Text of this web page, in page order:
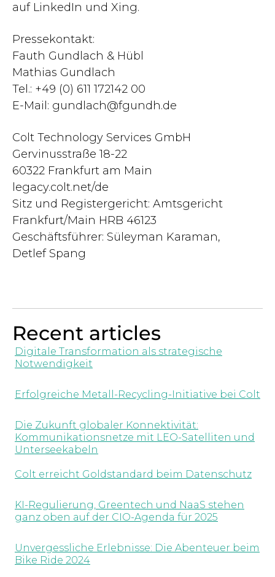
auf LinkedIn und Xing.
Pressekontakt:
Fauth Gundlach & Hübl
Mathias Gundlach
Tel.: +49 (0) 611 172142 00
E-Mail: gundlach@fgundh.de
Colt Technology Services GmbH
Gervinusstraße 18-22
60322 Frankfurt am Main
legacy.colt.net/de
Sitz und Registergericht: Amtsgericht
Frankfurt/Main HRB 46123
Geschäftsführer: Süleyman Karaman,
Detlef Spang
Recent articles
Digitale Transformation als strategische
Notwendigkeit
Erfolgreiche Metall-Recycling-Initiative bei Colt
Die Zukunft globaler Konnektivität:
Kommunikationsnetze mit LEO-Satelliten und
Unterseekabeln
Colt erreicht Goldstandard beim Datenschutz
KI-Regulierung, Greentech und NaaS stehen
ganz oben auf der CIO-Agenda für 2025
Unvergessliche Erlebnisse: Die Abenteuer beim
Bike Ride 2024